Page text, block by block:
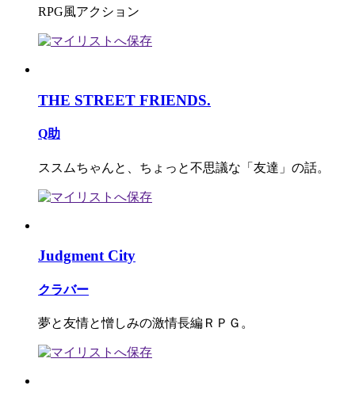
RPG風アクション
THE STREET FRIENDS.
Q助
ススムちゃんと、ちょっと不思議な「友達」の話。
Judgment City
クラバー
夢と友情と憎しみの激情長編ＲＰＧ。